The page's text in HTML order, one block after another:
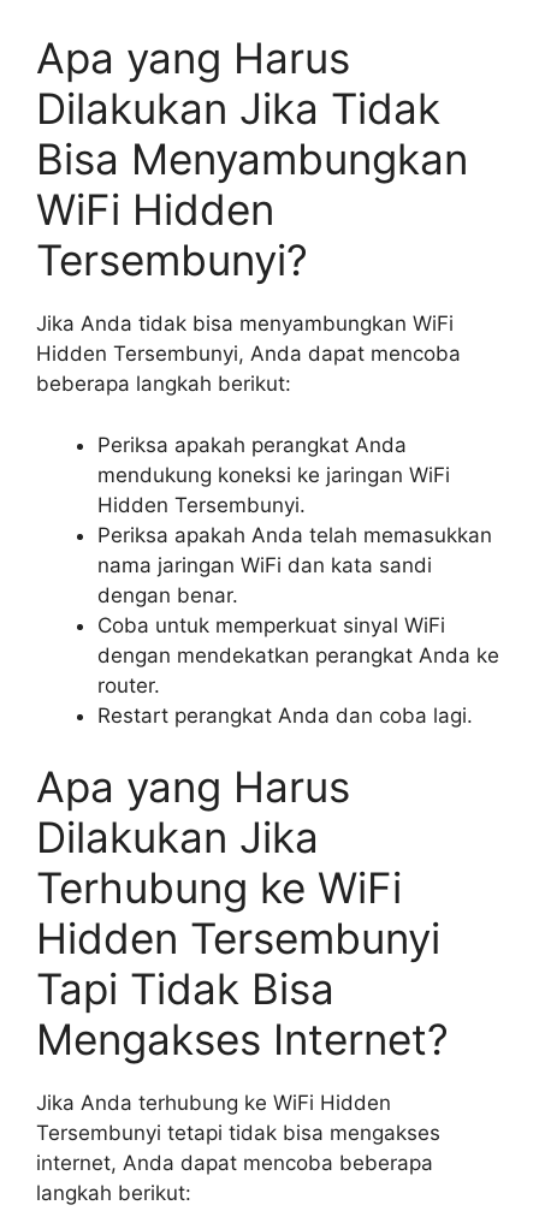
Apa yang Harus
Dilakukan Jika Tidak
Bisa Menyambungkan
WiFi Hidden
Tersembunyi?
Jika Anda tidak bisa menyambungkan WiFi
Hidden Tersembunyi, Anda dapat mencoba
beberapa langkah berikut:
Periksa apakah perangkat Anda
mendukung koneksi ke jaringan WiFi
Hidden Tersembunyi.
Periksa apakah Anda telah memasukkan
nama jaringan WiFi dan kata sandi
dengan benar.
Coba untuk memperkuat sinyal WiFi
dengan mendekatkan perangkat Anda ke
router.
Restart perangkat Anda dan coba lagi.
Apa yang Harus
Dilakukan Jika
Terhubung ke WiFi
Hidden Tersembunyi
Tapi Tidak Bisa
Mengakses Internet?
Jika Anda terhubung ke WiFi Hidden
Tersembunyi tetapi tidak bisa mengakses
internet, Anda dapat mencoba beberapa
langkah berikut: